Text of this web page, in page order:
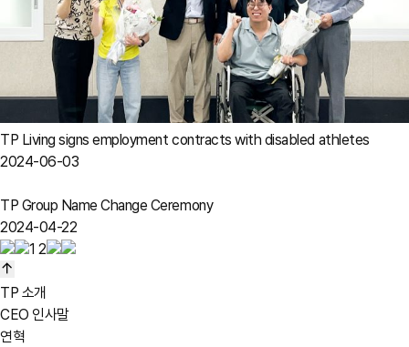
TP Living signs employment contracts with disabled athletes
2024-06-03
TP Group Name Change Ceremony
2024-04-22
1 2
TP 소개
CEO 인사말
연혁